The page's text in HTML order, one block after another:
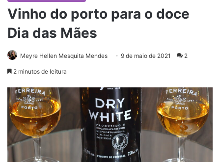
Vinho do porto para o doce
Dia das Mães
Meyre Hellen Mesquita Mendes 9 de maio de 2021 2
2 minutos de leitura